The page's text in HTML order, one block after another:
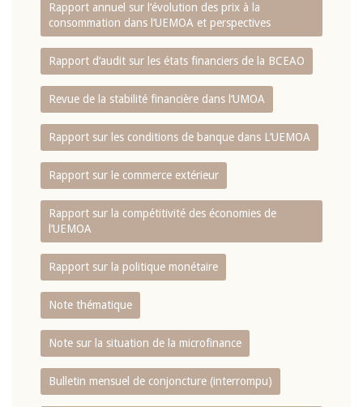
Rapport annuel sur l‘évolution des prix à la
consommation dans l‘UEMOA et perspectives
Rapport d‘audit sur les états financiers de la BCEAO
Revue de la stabilité financière dans l‘UMOA
Rapport sur les conditions de banque dans L‘UEMOA
Rapport sur le commerce extérieur
Rapport sur la compétitivité des économies de
l‘UEMOA
Rapport sur la politique monétaire
Note thématique
Note sur la situation de la microfinance
Bulletin mensuel de conjoncture (interrompu)